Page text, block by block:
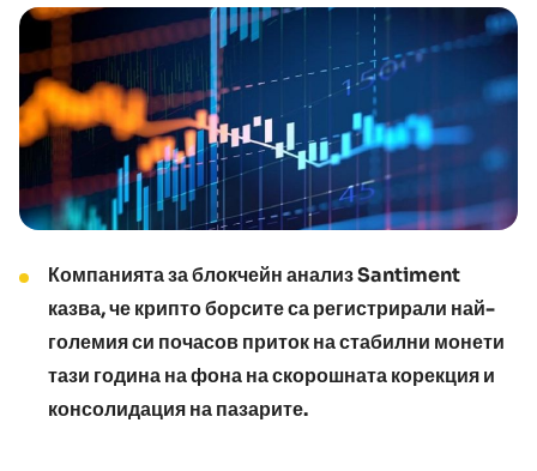
Компанията за блокчейн анализ Santiment
казва, че крипто борсите са регистрирали най-
големия си почасов приток на стабилни монети
тази година на фона на скорошната корекция и
консолидация на пазарите.